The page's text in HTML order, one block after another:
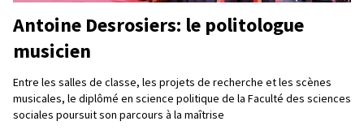
Antoine Desrosiers: le politologue
musicien
Entre les salles de classe, les projets de recherche et les scènes
musicales, le diplômé en science politique de la Faculté des sciences
sociales poursuit son parcours à la maîtrise